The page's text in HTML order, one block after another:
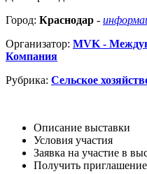
Город: Краснодар -
Организатор: MVK -
Компания
Рубрика: Сельское
Описание выставки
Условия участия
Заявка на участие в
Получить приглашение